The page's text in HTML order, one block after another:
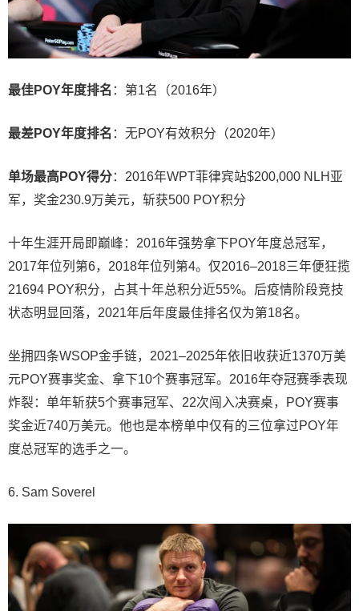
最佳POY年度排名 ：第1名（2016年）
最差POY年度排名 ：无POY有效积分（2020年）
单场最高POY得分：2016年WPT菲律宾站$200,000 NLH亚
军，奖金230.9万美元，斩获500 POY积分
十年生涯开局即巅峰：2016年强势拿下POY年度总冠军，
2017年位列第6，2018年位列第4。仅2016–2018三年便狂揽
21694 POY积分，占其十年总积分近55%。后疫情阶段竞技
状态明显回落，2021年后年度最佳排名仅为第18名。
坐拥四条WSOP金手链，2021–2025年依旧收获近1370万美
元POY赛事奖金、拿下10个赛事冠军。2016年夺冠赛季表现
炸裂：单年斩获5个赛事冠军、22次闯入决赛桌，POY赛事
奖金近740万美元。他也是本榜单中仅有的三位拿过POY年
度总冠军的选手之一。
6. Sam Soverel